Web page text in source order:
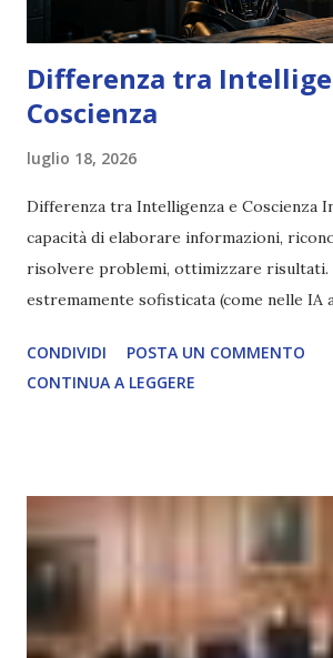
Differenza tra
Coscienza
luglio 18, 2026
Differenza tra Intelligenza e Coscienza
capacità di elaborare informazioni,
risolvere problemi, ottimizzare risultati.
estremamente sofisticata (come nelle IA
soggettiva, non prova vero amore, non
autentico, non ha connessione con l’Uno.
che permette di scegliere per amore
scelta più efficiente. È ciò che ci collega
L’intelligenza può simulare
non può essere Coscienza. Può copiare,
l’esperienza. Come diventerà ovvio Man
CONDIVIDI
POSTA UN COMMENTO
CONTINUA A LEGGERE